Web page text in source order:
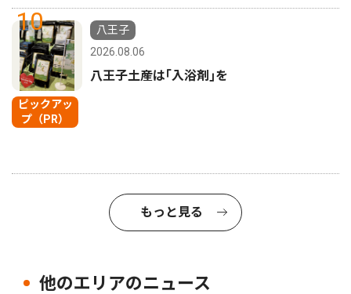
10
ピックアッ
プ（PR）
八王子
2026.08.06
八王子土産は｢入浴剤｣を
もっと見る
他のエリアのニュース